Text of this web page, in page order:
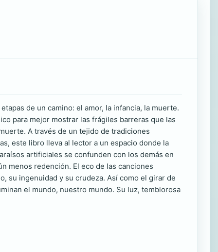
de un camino: el amor, la infancia, la muerte.
para mejor mostrar las frágiles barreras que las
A través de un tejido de tradiciones
este libro lleva al lector a un espacio donde la
artificiales se confunden con los demás en
menos redención. El eco de las canciones
su ingenuidad y su crudeza. Así como el girar de
el mundo, nuestro mundo. Su luz, temblorosa